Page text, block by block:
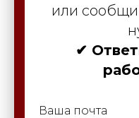
или
✔
Ваша почта